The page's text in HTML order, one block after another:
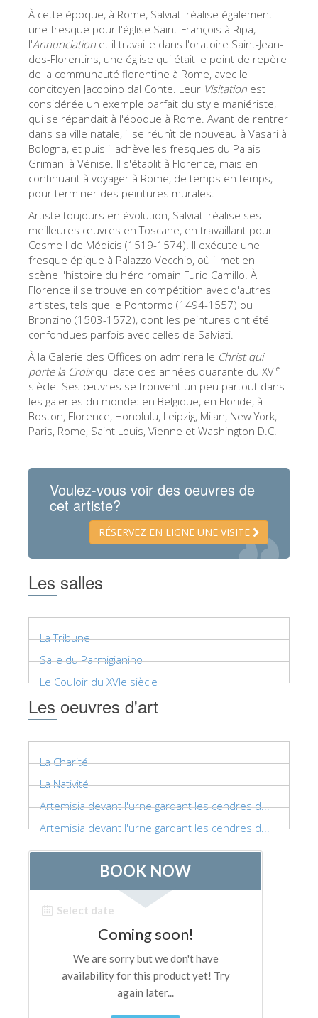
Le Musée Galilée
Le Jardin de Boboli
La tour d'Arnolfo
Le Corridor de Vasari
Le Palazzo Vecchio
Santa Maria Novella
la Basilique de Santa Croce
Réserver
Réserver une visite guidée
Les billets coupe-file
FR
ENGLISH
中文
FRANÇAIS
ESPAÑOL
À cette époque, à Rome, Salviati réalise également
une fresque pour l'église Saint-François à Ripa,
l'Annunciation et il travaille dans l'oratoire Saint-Jean-
des-Florentins, une église qui était le point de repère
de la communauté florentine à Rome, avec le
concitoyen Jacopino dal Conte. Leur Visitation est
considérée un exemple parfait du style maniériste,
qui se répandait à l'époque à Rome. Avant de rentrer
dans sa ville natale, il se réunìt de nouveau à Vasari à
Bologna, et puis il achève les fresques du Palais
Grimani à Vénise. Il s'établit à Florence, mais en
continuant à voyager à Rome, de temps en temps,
pour terminer des peintures murales.
Artiste toujours en évolution, Salviati réalise ses
meilleures œuvres en Toscane, en travaillant pour
Cosme I de Médicis (1519-1574). Il exécute une
fresque épique à Palazzo Vecchio, où il met en
scène l'histoire du héro romain Furio Camillo. À
Florence il se trouve en compétition avec d'autres
artistes, tels que le Pontormo (1494-1557) ou
Bronzino (1503-1572), dont les peintures ont été
confondues parfois avec celles de Salviati.
À la Galerie des Offices on admirera le Christ qui
porte la Croixqui date des années quarante du XVIe
siècle. Ses œuvres se trouvent un peu partout dans
les galeries du monde: en Belgique, en Floride, à
Boston, Florence, Honolulu, Leipzig, Milan, New York,
Paris, Rome, Saint Louis, Vienne et Washington D.C.
Voulez-vous voir des oeuvres de
cet artiste?
RÉSERVEZ EN LIGNE UNE VISITE
Les salles
La Tribune
Salle du Parmigianino
Le Couloir du XVIe siècle
Les oeuvres d'art
La Charité
La Nativité
Artemisia devant l'urne gardant les cendres d...
Artemisia devant l'urne gardant les cendres d...